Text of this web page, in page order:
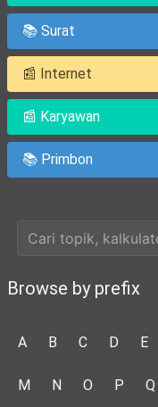
📚 Surat
📰 Internet
📰 Karyawan
📚 Primbon
Browse by prefix
A B C D E
M N O P Q